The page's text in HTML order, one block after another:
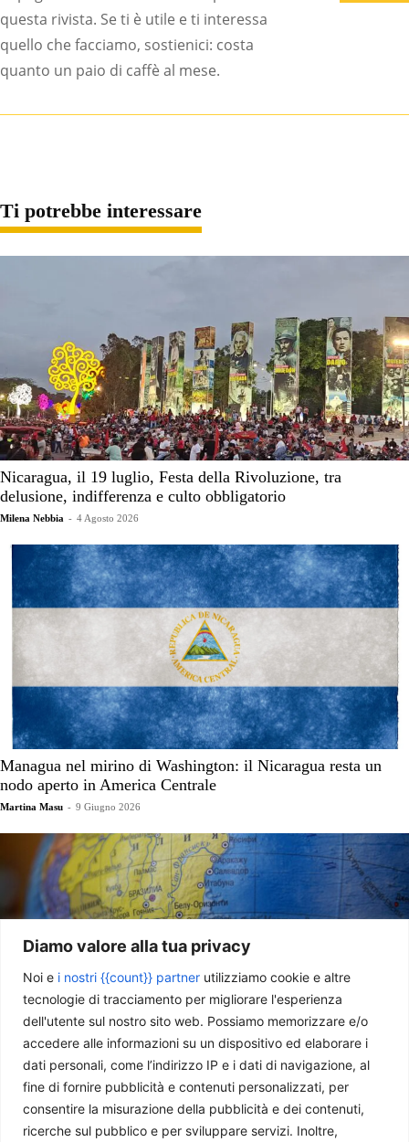
Diamo valore alla tua privacy
Noi e i nostri {{count}} partner utilizziamo cookie e altre
tecnologie di tracciamento per migliorare l'esperienza
dell'utente sul nostro sito web. Possiamo memorizzare e/o
accedere alle informazioni su un dispositivo ed elaborare i
dati personali, come l’indirizzo IP e i dati di navigazione, al
fine di fornire pubblicità e contenuti personalizzati, per
consentire la misurazione della pubblicità e dei contenuti,
ricerche sul pubblico e per sviluppare servizi. Inoltre,
questa rivista. Se ti è utile e ti interessa
quello che facciamo, sostienici: costa
quanto un paio di caffè al mese.
Ti potrebbe interessare
Nicaragua, il 19 luglio, Festa della Rivoluzione, tra
delusione, indifferenza e culto obbligatorio
Milena Nebbia - 4 Agosto 2026
Managua nel mirino di Washington: il Nicaragua resta un
nodo aperto in America Centrale
Martina Masu - 9 Giugno 2026
L’America Latina e le minacce alla libertà di espressione
Juan Pablo Bautista Morales